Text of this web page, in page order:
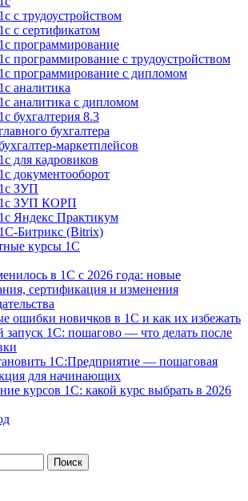
с трудоустройством
с сертификатом
программирование
программирование с трудоустройством
программирование с дипломом
аналитика
аналитика с дипломом
бухгалтерия 8.3
бухгалтера
маркетплейсов
для кадровиков
документооборот
ЗУП
ЗУП КОРП
Яндекс Практикум
Битрикс (Bitrix)
курсы 1С
в 1С с 2026 года: новые
сертификация и изменения
ошибки новичков в 1С и как их избежать
запуск 1С: пошагово — что делать после
1С:Предприятие — пошаговая
для начинающих
курсов 1С: какой курс выбрать в 2026